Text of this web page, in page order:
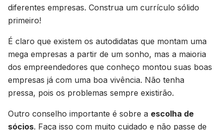
diferentes empresas. Construa um currículo sólido
primeiro!
É claro que existem os autodidatas que montam uma
mega empresas a partir de um sonho, mas a maioria
dos empreendedores que conheço montou suas boas
empresas já com uma boa vivência. Não tenha
pressa, pois os problemas sempre existirão.
Outro conselho importante é sobre a escolha de
sócios. Faça isso com muito cuidado e não passe de